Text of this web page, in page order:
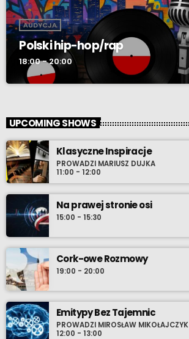
AUDYCJA
Polski hip-hop/rap
18:00 - 20:00
UPCOMING SHOWS
Klasyczne Inspiracje
PROWADZI MARIUSZ DUJKA
11:00 - 12:00
Na prawej stronie osi
15:00 - 15:30
Cork-owe Rozmowy
19:00 - 20:00
Emitypy Bez Tajemnic
PROWADZI MIROSŁAW MIKOŁAJCZYK
12:00 - 13:00